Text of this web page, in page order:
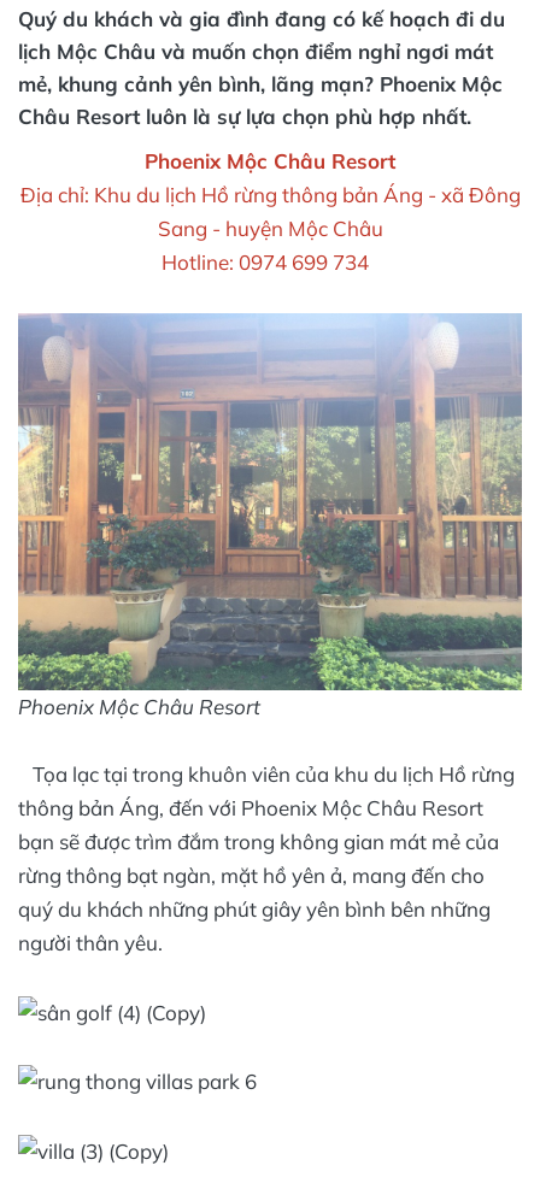
Quý du khách và gia đình đang có kế hoạch đi du
lịch Mộc Châu và muốn chọn điểm nghỉ ngơi mát
mẻ, khung cảnh yên bình, lãng mạn? Phoenix Mộc
Châu Resort luôn là sự lựa chọn phù hợp nhất.
Phoenix Mộc Châu Resort
Địa chỉ: Khu du lịch Hồ rừng thông bản Áng - xã Đông
Sang - huyện Mộc Châu
Hotline: 0974 699 734
Phoenix Mộc Châu Resort
Tọa lạc tại trong khuôn viên của khu du lịch Hồ rừng
thông bản Áng, đến với Phoenix Mộc Châu Resort
bạn sẽ được trìm đắm trong không gian mát mẻ của
rừng thông bạt ngàn, mặt hồ yên ả, mang đến cho
quý du khách những phút giây yên bình bên những
người thân yêu.